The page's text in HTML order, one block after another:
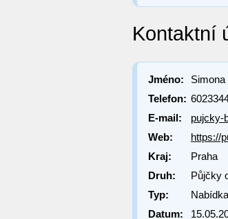
Kontaktní
Jméno:
Telefon:
E-mail:
pujcky-
Web:
https://
Kraj:
Praha
Druh:
Půjčky
Typ:
Nabídka
Datum: